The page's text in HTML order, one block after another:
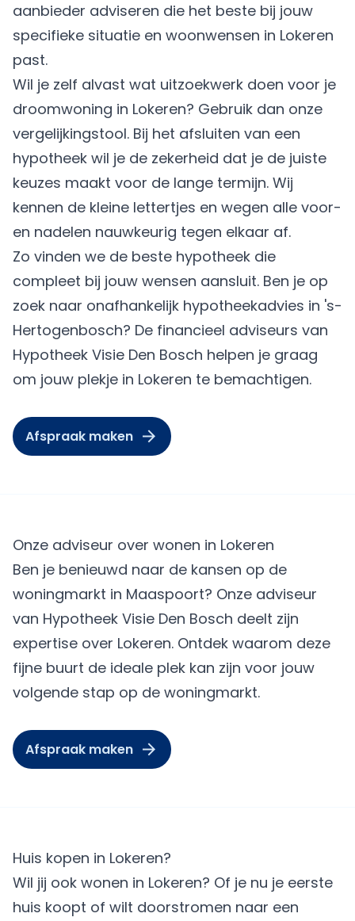
aanbieder adviseren die het beste bij jouw
specifieke situatie en woonwensen in Lokeren
past.
Wil je zelf alvast wat uitzoekwerk doen voor je
droomwoning in Lokeren? Gebruik dan onze
vergelijkingstool. Bij het afsluiten van een
hypotheek wil je de zekerheid dat je de juiste
keuzes maakt voor de lange termijn. Wij
kennen de kleine lettertjes en wegen alle voor-
en nadelen nauwkeurig tegen elkaar af.
Zo vinden we de beste hypotheek die
compleet bij jouw wensen aansluit. Ben je op
zoek naar onafhankelijk hypotheekadvies in 's-
Hertogenbosch? De financieel adviseurs van
Hypotheek Visie Den Bosch helpen je graag
om jouw plekje in Lokeren te bemachtigen.
Afspraak maken
Onze adviseur over wonen in Lokeren
Ben je benieuwd naar de kansen op de
woningmarkt in Maaspoort? Onze adviseur
van Hypotheek Visie Den Bosch deelt zijn
expertise over Lokeren. Ontdek waarom deze
fijne buurt de ideale plek kan zijn voor jouw
volgende stap op de woningmarkt.
Afspraak maken
Huis kopen in Lokeren?
Wil jij ook wonen in Lokeren? Of je nu je eerste
huis koopt of wilt doorstromen naar een